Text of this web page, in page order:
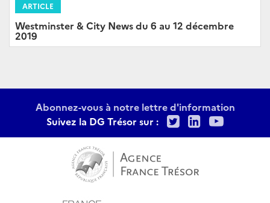
ARTICLE
Westminster & City News du 6 au 12 décembre
2019
Abonnez-vous à notre lettre d'information
Suivez la DG Trésor sur :
TwitterLinkedIn